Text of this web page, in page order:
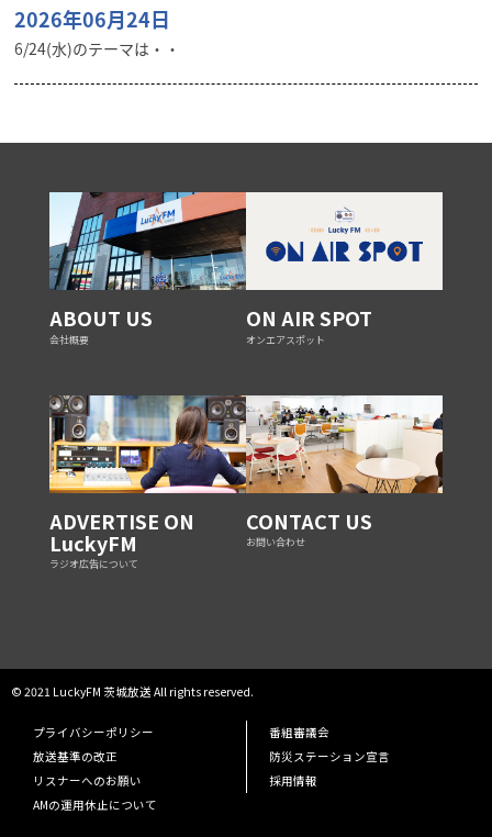
2026年06月24日
6/24(水)のテーマは・・
ABOUT US
会社概要
ON AIR SPOT
オンエアスポット
ADVERTISE ON
LuckyFM
ラジオ広告について
CONTACT US
お問い合わせ
© 2021 LuckyFM 茨城放送 All rights reserved.
プライバシーポリシー
番組審議会
放送基準の改正
防災ステーション宣言
リスナーへのお願い
採用情報
AMの運用休止について